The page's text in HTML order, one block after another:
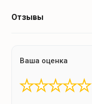
Отзывы
Ваша оценка
★
★
★
★
★